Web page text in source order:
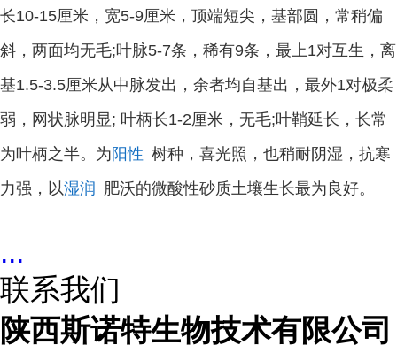
长10-15厘米，宽5-9厘米，顶端短尖，基部圆，常稍偏
斜，两面均无毛;叶脉5-7条，稀有9条，最上1对互生，离
基1.5-3.5厘米从中脉发出，余者均自基出，最外1对极柔
弱，网状脉明显; 叶柄长1-2厘米，无毛;叶鞘延长，长常
为叶柄之半。为 阳性 树种，喜光照，也稍耐阴湿，抗寒
力强，以湿润 肥沃的微酸性砂质土壤生长最为良好。
...
联系我们
陕西斯诺特生物技术有限公司